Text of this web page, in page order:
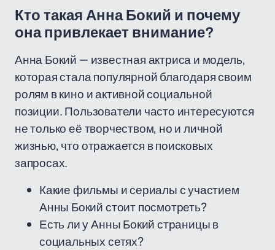
Кто такая Анна Бокий и почему
она привлекает внимание?
Анна Бокий — известная актриса и модель,
которая стала популярной благодаря своим
ролям в кино и активной социальной
позиции. Пользователи часто интересуются
не только её творчеством, но и личной
жизнью, что отражается в поисковых
запросах.
Какие фильмы и сериалы с участием
Анны Бокий стоит посмотреть?
Есть ли у Анны Бокий страницы в
социальных сетях?